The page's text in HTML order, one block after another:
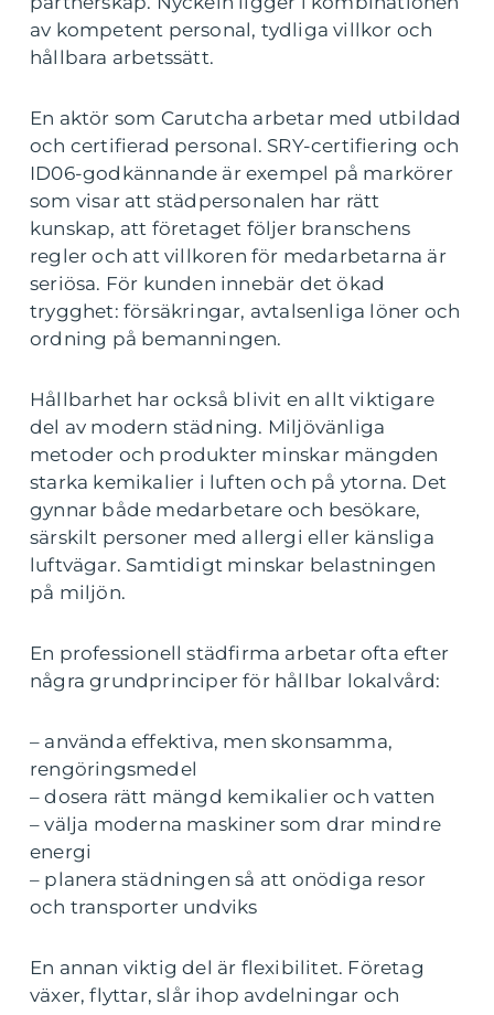
av kompetent personal, tydliga villkor och
hållbara arbetssätt.
En aktör som Carutcha arbetar med utbildad
och certifierad personal. SRY-certifiering och
ID06-godkännande är exempel på markörer
som visar att städpersonalen har rätt
kunskap, att företaget följer branschens
regler och att villkoren för medarbetarna är
seriösa. För kunden innebär det ökad
trygghet: försäkringar, avtalsenliga löner och
ordning på bemanningen.
Hållbarhet har också blivit en allt viktigare
del av modern städning. Miljövänliga
metoder och produkter minskar mängden
starka kemikalier i luften och på ytorna. Det
gynnar både medarbetare och besökare,
särskilt personer med allergi eller känsliga
luftvägar. Samtidigt minskar belastningen
på miljön.
En professionell städfirma arbetar ofta efter
några grundprinciper för hållbar lokalvård:
– använda effektiva, men skonsamma,
rengöringsmedel
– dosera rätt mängd kemikalier och vatten
– välja moderna maskiner som drar mindre
energi
– planera städningen så att onödiga resor
och transporter undviks
En annan viktig del är flexibilitet. Företag
växer, flyttar, slår ihop avdelningar och